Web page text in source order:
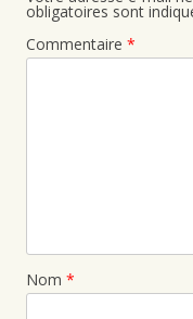
obligatoires sont
Commentaire *
Nom *